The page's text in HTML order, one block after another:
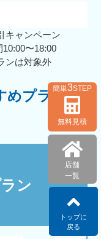
キャンペーン
〜18:00
ンは対象外
めプラン
ン
簡単3STEP
無料見積
店舗
一覧
トップに
戻る